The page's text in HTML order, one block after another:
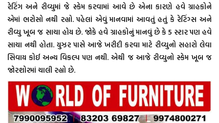
રેટિંગ અને રીવ્યુમાં જે સ્કેમ કરવામાં આવે છે એના કારણે હવે ગ્રાહકોને
એમાં ભરોસો નથી રહ્યો. પહેલાં એવું માનવામાં આવતું હતું કે રેટિંગ્સ અને
રીવ્યુ ખૂબ જ સાચા હોય છે. જોકે હવે ગ્રાહકોનું માનવું છે કે 5 સ્ટાર પણ હવે
સાચા નથી હોતા. યુઝર પાસે આજે ખરીદી કરવા માટે રીવ્યુનો સહારો લેવા
સિવાય કોઈ અન્ય વિકલ્પ પણ નથી. એથી જ આજે રીવ્યુનો સ્કેમ ખૂબ જ
જોરશોરમાં ચાલી રહ્યો છે.